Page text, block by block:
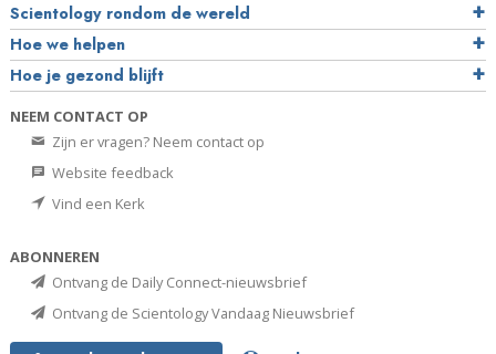
Scientology rondom de wereld
Hoe we helpen
Hoe je gezond blijft
NEEM CONTACT OP
Zijn er vragen? Neem contact op
Website feedback
Vind een Kerk
ABONNEREN
Ontvang de Daily Connect-nieuwsbrief
Ontvang de Scientology Vandaag Nieuwsbrief